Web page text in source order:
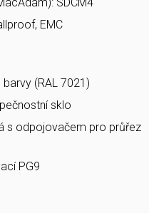
SDCM4
EMC
(RAL 7021)
sklo
s odpojovačem pro průřez
PG9